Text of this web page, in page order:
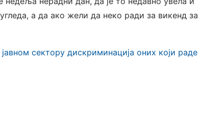
а да ако жели да неко ради за викенд за
сектору дискриминација оних који раде